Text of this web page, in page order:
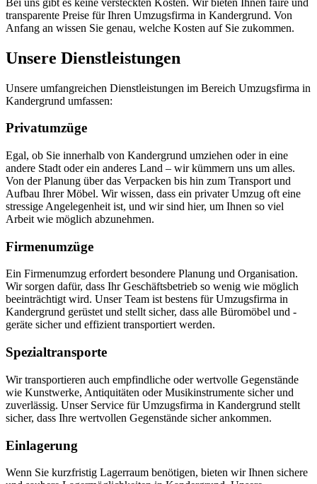
transparente Preise für Ihren Umzugsfirma in Kandergrund. Von
Anfang an wissen Sie genau, welche Kosten auf Sie zukommen.
Unsere Dienstleistungen
Unsere umfangreichen Dienstleistungen im Bereich Umzugsfirma in
Kandergrund umfassen:
Privatumzüge
Egal, ob Sie innerhalb von Kandergrund umziehen oder in eine
andere Stadt oder ein anderes Land – wir kümmern uns um alles.
Von der Planung über das Verpacken bis hin zum Transport und
Aufbau Ihrer Möbel. Wir wissen, dass ein privater Umzug oft eine
stressige Angelegenheit ist, und wir sind hier, um Ihnen so viel
Arbeit wie möglich abzunehmen.
Firmenumzüge
Ein Firmenumzug erfordert besondere Planung und Organisation.
Wir sorgen dafür, dass Ihr Geschäftsbetrieb so wenig wie möglich
beeinträchtigt wird. Unser Team ist bestens für Umzugsfirma in
Kandergrund gerüstet und stellt sicher, dass alle Büromöbel und -
geräte sicher und effizient transportiert werden.
Spezialtransporte
Wir transportieren auch empfindliche oder wertvolle Gegenstände
wie Kunstwerke, Antiquitäten oder Musikinstrumente sicher und
zuverlässig. Unser Service für Umzugsfirma in Kandergrund stellt
sicher, dass Ihre wertvollen Gegenstände sicher ankommen.
Einlagerung
Wenn Sie kurzfristig Lagerraum benötigen, bieten wir Ihnen sichere